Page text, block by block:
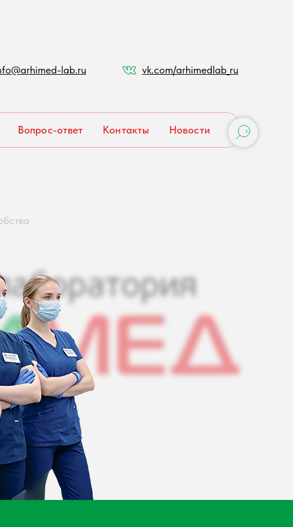
lab.ru vk.com/arhimedlab_ru
Вопрос-ответ Контакты Новости